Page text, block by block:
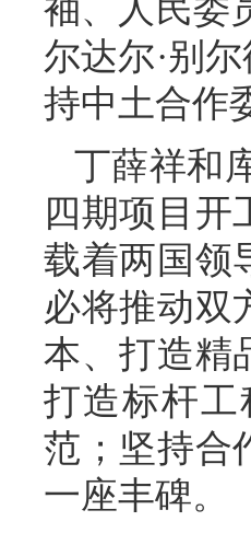
袖、人民委
尔达尔·别
持中土合作
丁薛祥和
四期项目开
载着两国领
必将推动双
本、打造精
打造标杆
范；坚持合
一座丰碑。